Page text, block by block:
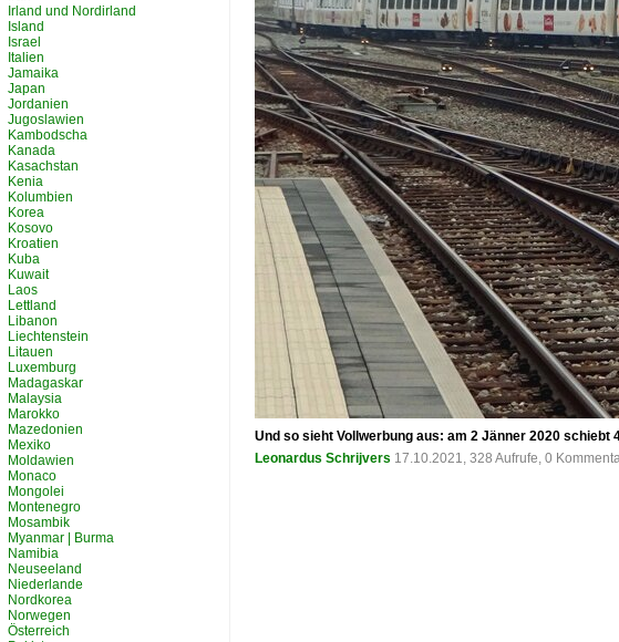
Und so sieht Vollwerbung aus: am 2 Jänner 2020
Leonardus Schrijvers 17.10.2021, 328 Aufrufe, 0
Irland und Nordirland
Island
Israel
Italien
Jamaika
Japan
Jordanien
Jugoslawien
Kambodscha
Kanada
Kasachstan
Kenia
Kolumbien
Korea
Kosovo
Kroatien
Kuba
Kuwait
Laos
Lettland
Libanon
Liechtenstein
Litauen
Luxemburg
Madagaskar
Malaysia
Marokko
Mazedonien
Mexiko
Moldawien
Monaco
Mongolei
Montenegro
Mosambik
Myanmar | Burma
Namibia
Neuseeland
Niederlande
Nordkorea
Norwegen
Österreich